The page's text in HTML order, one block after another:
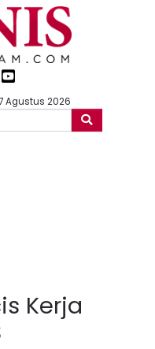
Agustus 2026
Kerja